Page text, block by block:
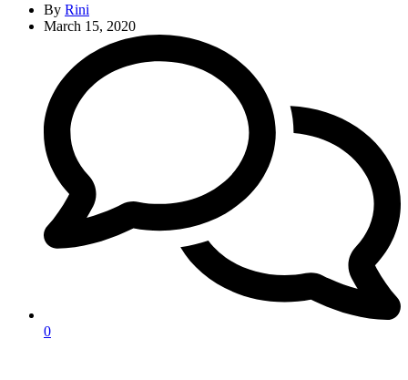
By Rini
March 15, 2020
0